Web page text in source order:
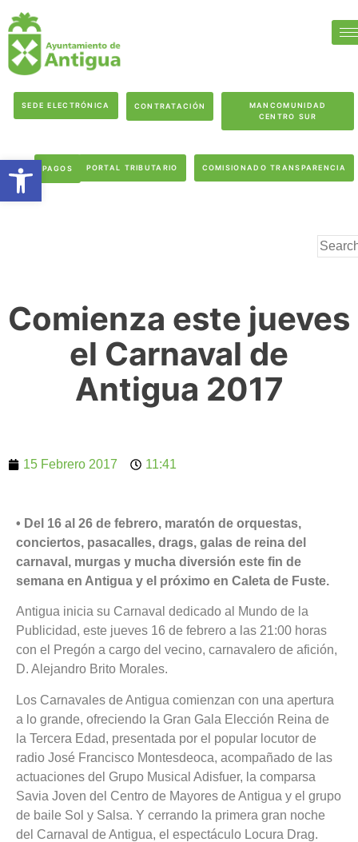
SEDE ELECTRÓNICA CONTRATACIÓN
MANCOMUNIDAD
CENTRO SUR
PAGOS PORTAL TRIBUTARIO COMISIONADO TRANSPARENCIA
Comienza este jueves
el Carnaval de
Antigua 2017
15 Febrero 2017 11:41
• Del 16 al 26 de febrero, maratón de orquestas,
conciertos, pasacalles, drags, galas de reina del
carnaval, murgas y mucha diversión este fin de
semana en Antigua y el próximo en Caleta de Fuste.
Antigua inicia su Carnaval dedicado al Mundo de la
Publicidad, este jueves 16 de febrero a las 21:00 horas
con el Pregón a cargo del vecino, carnavalero de afición,
D. Alejandro Brito Morales.
Los Carnavales de Antigua comienzan con una apertura
a lo grande, ofreciendo la Gran Gala Elección Reina de
la Tercera Edad, presentada por el popular locutor de
radio José Francisco Montesdeoca, acompañado de las
actuaciones del Grupo Musical Adisfuer, la comparsa
Savia Joven del Centro de Mayores de Antigua y el grupo
de baile Sol y Salsa. Y cerrando la primera gran noche
del Carnaval de Antigua, el espectáculo Locura Drag.
Abrir barra de herramientas